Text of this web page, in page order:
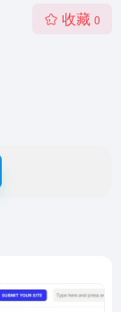
收藏 0